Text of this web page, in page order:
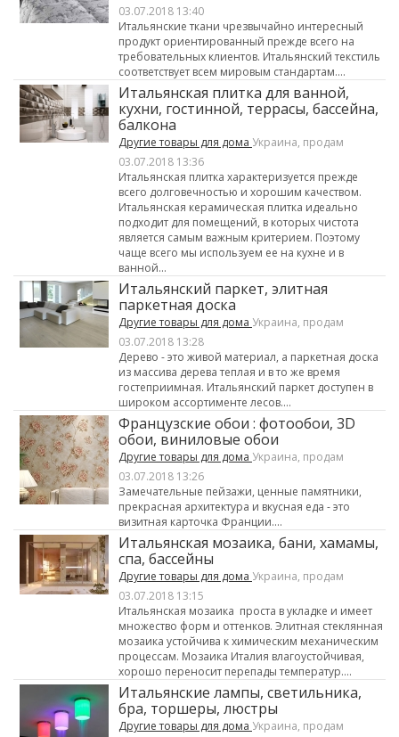
03.07.2018 13:40
Итальянские ткани чрезвычайно интересный
продукт ориентированный прежде всего на
требовательных клиентов. Итальянский текстиль
соответствует всем мировым стандартам....
Итальянская плитка для ванной,
кухни, гостинной, террасы, бассейна,
балкона
Другие товары для дома Украина, продам
03.07.2018 13:36
Итальянская плитка характеризуется прежде
всего долговечностью и хорошим качеством.
Итальянская керамическая плитка идеально
подходит для помещений, в которых чистота
является самым важным критерием. Поэтому
чаще всего мы используем ее на кухне и в
ванной...
Итальянский паркет, элитная
паркетная доска
Другие товары для дома Украина, продам
03.07.2018 13:28
Дерево - это живой материал, а паркетная доска
из массива дерева теплая и в то же время
гостеприимная. Итальянский паркет доступен в
широком ассортименте лесов....
Французские обои : фотообои, 3D
обои, виниловые обои
Другие товары для дома Украина, продам
03.07.2018 13:26
Замечательные пейзажи, ценные памятники,
прекрасная архитектура и вкусная еда - это
визитная карточка Франции....
Итальянская мозаика, бани, хамамы,
спа, бассейны
Другие товары для дома Украина, продам
03.07.2018 13:15
Итальянская мозаика проста в укладке и имеет
множество форм и оттенков. Элитная стеклянная
мозаика устойчива к химическим механическим
процессам. Мозаика Италия влагоустойчивая,
хорошо переносит перепады температур....
Итальянские лампы, светильника,
бра, торшеры, люстры
Другие товары для дома Украина, продам